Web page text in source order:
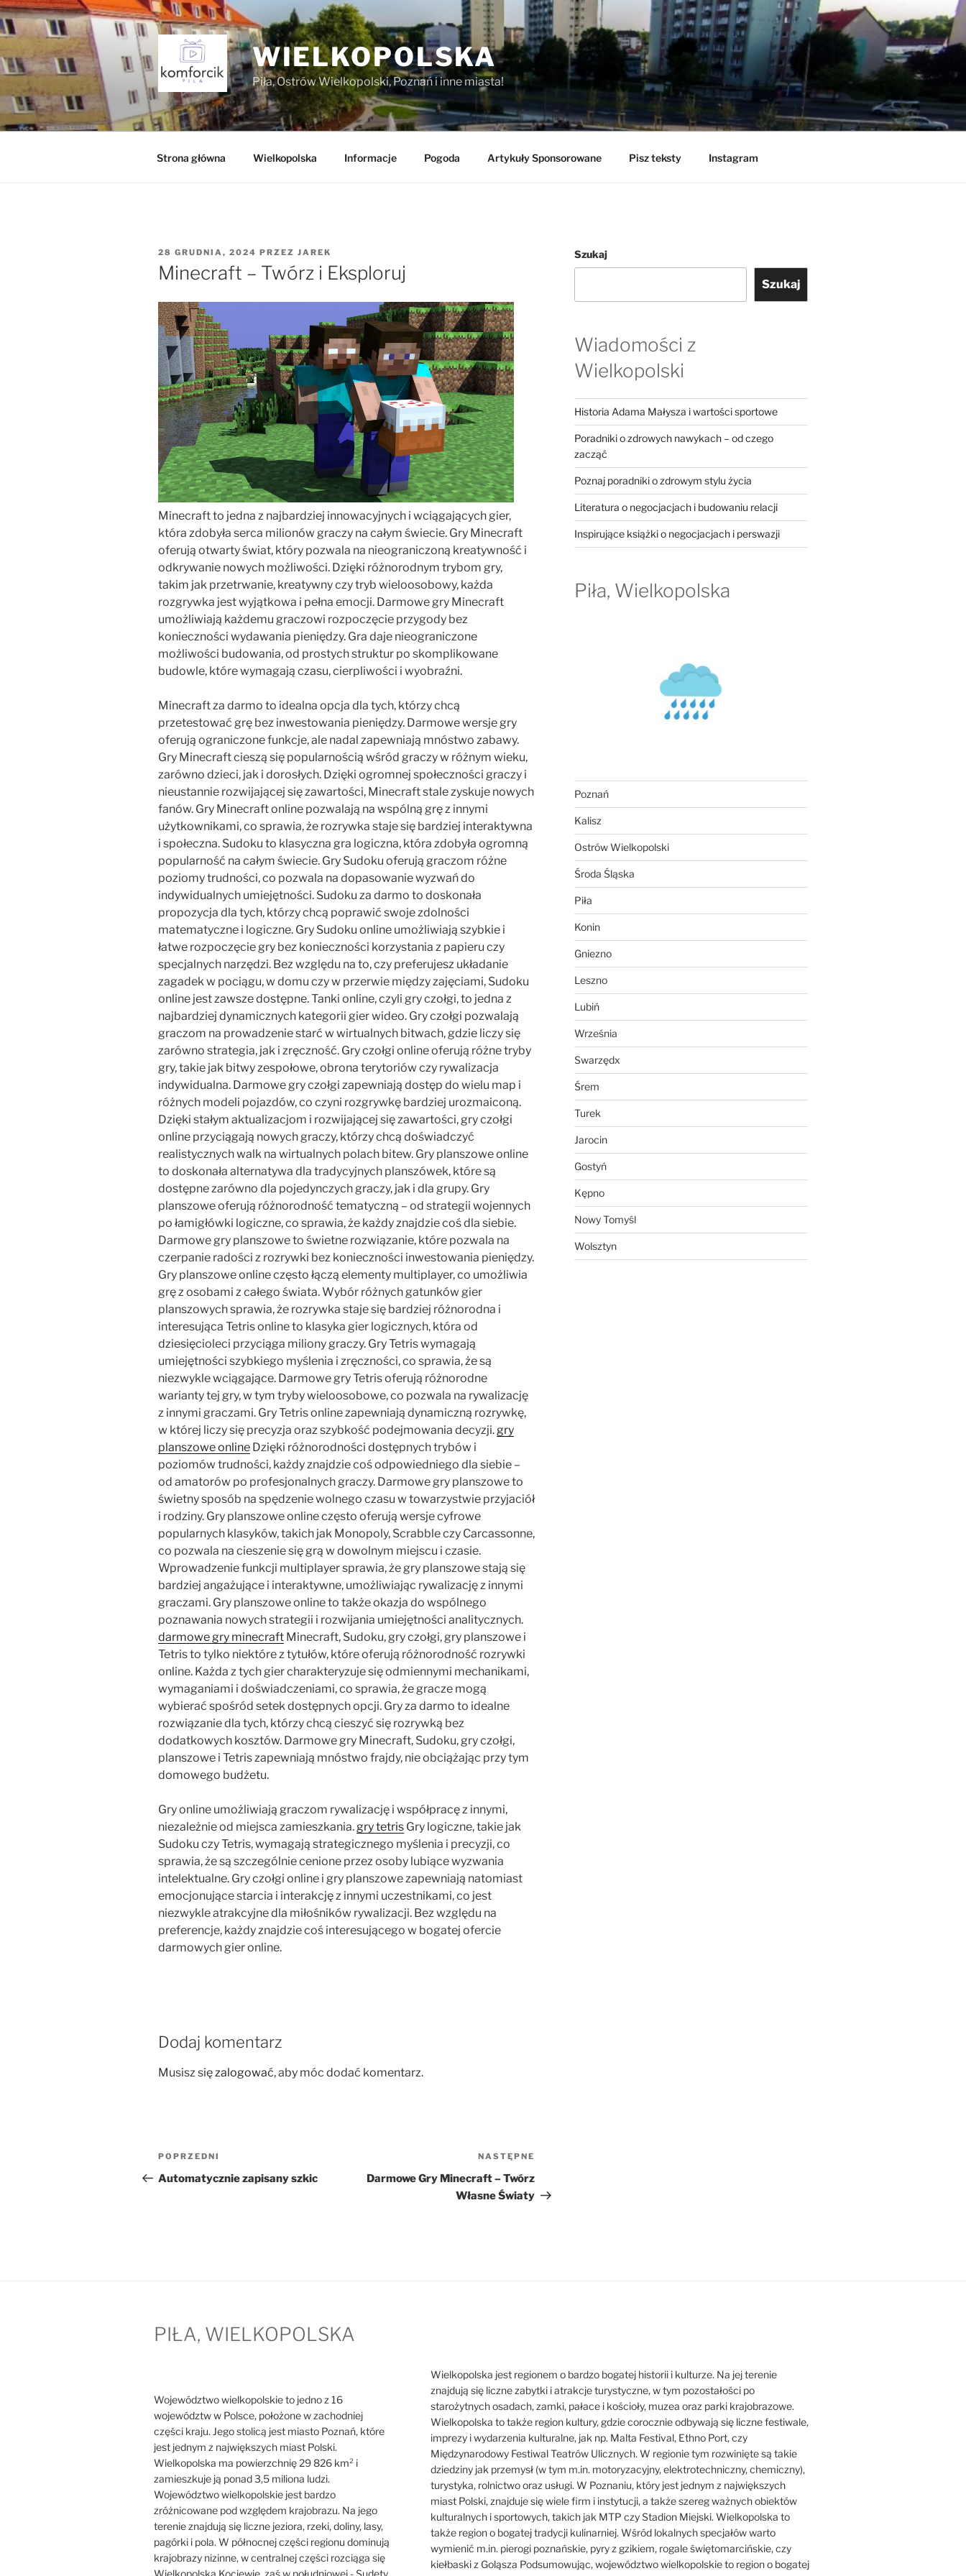
Przejdź
do
treści
WIELKOPOLSKA
Piła, Ostrów Wielkopolski, Poznań i inne miasta!
Strona główna Wielkopolska Informacje Pogoda Artykuły Sponsorowane Pisz teksty Instagram
OPUBLIKOWANE
W
28 GRUDNIA, 2024 PRZEZ JAREK
Minecraft – Twórz i Eksploruj
Minecraft to jedna z najbardziej innowacyjnych i wciągających gier,
która zdobyła serca milionów graczy na całym świecie. Gry Minecraft
oferują otwarty świat, który pozwala na nieograniczoną kreatywność i
odkrywanie nowych możliwości. Dzięki różnorodnym trybom gry,
takim jak przetrwanie, kreatywny czy tryb wieloosobowy, każda
rozgrywka jest wyjątkowa i pełna emocji. Darmowe gry Minecraft
umożliwiają każdemu graczowi rozpoczęcie przygody bez
konieczności wydawania pieniędzy. Gra daje nieograniczone
możliwości budowania, od prostych struktur po skomplikowane
budowle, które wymagają czasu, cierpliwości i wyobraźni.
Minecraft za darmo to idealna opcja dla tych, którzy chcą
przetestować grę bez inwestowania pieniędzy. Darmowe wersje gry
oferują ograniczone funkcje, ale nadal zapewniają mnóstwo zabawy.
Gry Minecraft cieszą się popularnością wśród graczy w różnym wieku,
zarówno dzieci, jak i dorosłych. Dzięki ogromnej społeczności graczy i
nieustannie rozwijającej się zawartości, Minecraft stale zyskuje nowych
fanów. Gry Minecraft online pozwalają na wspólną grę z innymi
użytkownikami, co sprawia, że rozrywka staje się bardziej interaktywna
i społeczna. Sudoku to klasyczna gra logiczna, która zdobyła ogromną
popularność na całym świecie. Gry Sudoku oferują graczom różne
poziomy trudności, co pozwala na dopasowanie wyzwań do
indywidualnych umiejętności. Sudoku za darmo to doskonała
propozycja dla tych, którzy chcą poprawić swoje zdolności
matematyczne i logiczne. Gry Sudoku online umożliwiają szybkie i
łatwe rozpoczęcie gry bez konieczności korzystania z papieru czy
specjalnych narzędzi. Bez względu na to, czy preferujesz układanie
zagadek w pociągu, w domu czy w przerwie między zajęciami, Sudoku
online jest zawsze dostępne. Tanki online, czyli gry czołgi, to jedna z
najbardziej dynamicznych kategorii gier wideo. Gry czołgi pozwalają
graczom na prowadzenie starć w wirtualnych bitwach, gdzie liczy się
zarówno strategia, jak i zręczność. Gry czołgi online oferują różne tryby
gry, takie jak bitwy zespołowe, obrona terytoriów czy rywalizacja
indywidualna. Darmowe gry czołgi zapewniają dostęp do wielu map i
różnych modeli pojazdów, co czyni rozgrywkę bardziej urozmaiconą.
Dzięki stałym aktualizacjom i rozwijającej się zawartości, gry czołgi
online przyciągają nowych graczy, którzy chcą doświadczyć
realistycznych walk na wirtualnych polach bitew. Gry planszowe online
to doskonała alternatywa dla tradycyjnych planszówek, które są
dostępne zarówno dla pojedynczych graczy, jak i dla grupy. Gry
planszowe oferują różnorodność tematyczną – od strategii wojennych
po łamigłówki logiczne, co sprawia, że każdy znajdzie coś dla siebie.
Darmowe gry planszowe to świetne rozwiązanie, które pozwala na
czerpanie radości z rozrywki bez konieczności inwestowania pieniędzy.
Gry planszowe online często łączą elementy multiplayer, co umożliwia
grę z osobami z całego świata. Wybór różnych gatunków gier
planszowych sprawia, że rozrywka staje się bardziej różnorodna i
interesująca Tetris online to klasyka gier logicznych, która od
dziesięcioleci przyciąga miliony graczy. Gry Tetris wymagają
umiejętności szybkiego myślenia i zręczności, co sprawia, że są
niezwykle wciągające. Darmowe gry Tetris oferują różnorodne
warianty tej gry, w tym tryby wieloosobowe, co pozwala na rywalizację
z innymi graczami. Gry Tetris online zapewniają dynamiczną rozrywkę,
w której liczy się precyzja oraz szybkość podejmowania decyzji. gry
planszowe online Dzięki różnorodności dostępnych trybów i
poziomów trudności, każdy znajdzie coś odpowiedniego dla siebie –
od amatorów po profesjonalnych graczy. Darmowe gry planszowe to
świetny sposób na spędzenie wolnego czasu w towarzystwie przyjaciół
i rodziny. Gry planszowe online często oferują wersje cyfrowe
popularnych klasyków, takich jak Monopoly, Scrabble czy Carcassonne,
co pozwala na cieszenie się grą w dowolnym miejscu i czasie.
Wprowadzenie funkcji multiplayer sprawia, że gry planszowe stają się
bardziej angażujące i interaktywne, umożliwiając rywalizację z innymi
graczami. Gry planszowe online to także okazja do wspólnego
poznawania nowych strategii i rozwijania umiejętności analitycznych.
darmowe gry minecraft Minecraft, Sudoku, gry czołgi, gry planszowe i
Tetris to tylko niektóre z tytułów, które oferują różnorodność rozrywki
online. Każda z tych gier charakteryzuje się odmiennymi mechanikami,
wymaganiami i doświadczeniami, co sprawia, że gracze mogą
wybierać spośród setek dostępnych opcji. Gry za darmo to idealne
rozwiązanie dla tych, którzy chcą cieszyć się rozrywką bez
dodatkowych kosztów. Darmowe gry Minecraft, Sudoku, gry czołgi,
planszowe i Tetris zapewniają mnóstwo frajdy, nie obciążając przy tym
domowego budżetu.
Gry online umożliwiają graczom rywalizację i współpracę z innymi,
niezależnie od miejsca zamieszkania. gry tetris Gry logiczne, takie jak
Sudoku czy Tetris, wymagają strategicznego myślenia i precyzji, co
sprawia, że są szczególnie cenione przez osoby lubiące wyzwania
intelektualne. Gry czołgi online i gry planszowe zapewniają natomiast
emocjonujące starcia i interakcję z innymi uczestnikami, co jest
niezwykle atrakcyjne dla miłośników rywalizacji. Bez względu na
preferencje, każdy znajdzie coś interesującego w bogatej ofercie
darmowych gier online.
Dodaj komentarz
Musisz sięzalogować, aby móc dodać komentarz.
Nawigacja
wpisu
Poprzedni
wpis
POPRZEDNI
Automatycznie zapisany szkic
wpis
NASTĘPNE
Darmowe Gry Minecraft – Twórz
Własne Światy
Szukaj
Szukaj
Wiadomości z
Wielkopolski
Historia Adama Małysza i wartości sportowe
Poradniki o zdrowych nawykach – od czego
zacząć
Poznaj poradniki o zdrowym stylu życia
Literatura o negocjacjach i budowaniu relacji
Inspirujące książki o negocjacjach i perswazji
Piła, Wielkopolska
Poznań
Kalisz
Ostrów Wielkopolski
Środa Śląska
Piła
Konin
Gniezno
Leszno
Lubiń
Września
Swarzędx
Śrem
Turek
Jarocin
Gostyń
Kępno
Nowy Tomyśl
Wolsztyn
PIŁA, WIELKOPOLSKA
Województwo wielkopolskie to jedno z 16
województw w Polsce, położone w zachodniej
części kraju. Jego stolicą jest miasto Poznań, które
jest jednym z największych miast Polski.
Wielkopolska ma powierzchnię 29 826 km² i
zamieszkuje ją ponad 3,5 miliona ludzi.
Województwo wielkopolskie jest bardzo
zróżnicowane pod względem krajobrazu. Na jego
terenie znajdują się liczne jeziora, rzeki, doliny, lasy,
pagórki i pola. W północnej części regionu dominują
krajobrazy nizinne, w centralnej części rozciąga się
Wielkopolska Kociewie, zaś w południowej - Sudety.
Wielkopolska jest regionem o bardzo bogatej historii i kulturze. Na jej terenie
znajdują się liczne zabytki i atrakcje turystyczne, w tym pozostałości po
starożytnych osadach, zamki, pałace i kościoły, muzea oraz parki krajobrazowe.
Wielkopolska to także region kultury, gdzie corocznie odbywają się liczne festiwale,
imprezy i wydarzenia kulturalne, jak np. Malta Festival, Ethno Port, czy
Międzynarodowy Festiwal Teatrów Ulicznych. W regionie tym rozwinięte są takie
dziedziny jak przemysł (w tym m.in. motoryzacyjny, elektrotechniczny, chemiczny),
turystyka, rolnictwo oraz usługi. W Poznaniu, który jest jednym z największych
miast Polski, znajduje się wiele firm i instytucji, a także szereg ważnych obiektów
kulturalnych i sportowych, takich jak MTP czy Stadion Miejski. Wielkopolska to
także region o bogatej tradycji kulinarniej. Wśród lokalnych specjałów warto
wymienić m.in. pierogi poznańskie, pyry z gzikiem, rogale świętomarcińskie, czy
kiełbaski z Goląsza Podsumowując, województwo wielkopolskie to region o bogatej